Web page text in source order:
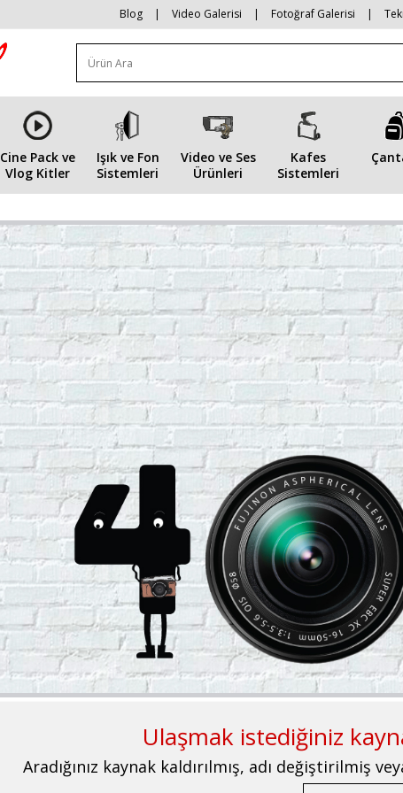
Blog | Video Galerisi | Fotoğraf Galerisi |
Cine Pack ve
Vlog Kitler
Işık ve Fon
Sistemleri
Video ve Ses
Ürünleri
Kafes
Sistemleri
Ulaşmak istediğiniz
Aradığınız kaynak kaldırılmış, adı değiştirilmiş